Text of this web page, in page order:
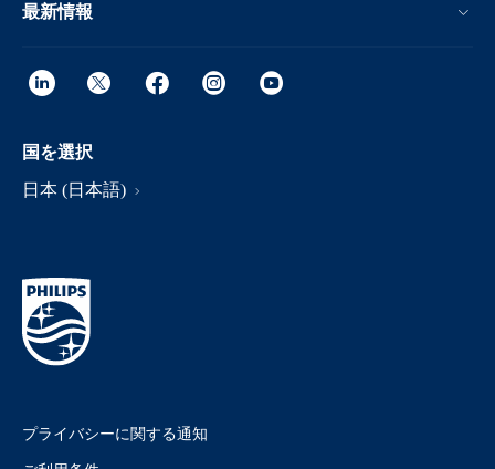
最新情報
国を選択
日本 (日本語)
プライバシーに関する通知